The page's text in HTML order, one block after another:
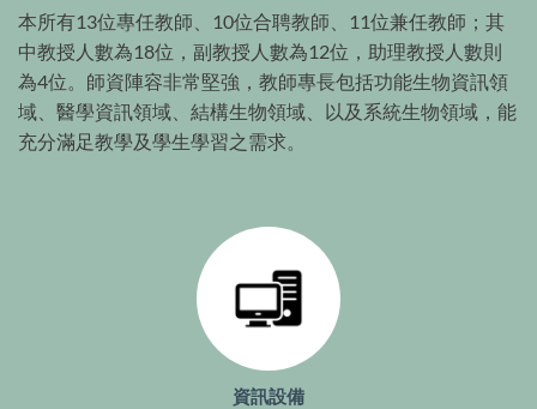
本所有13位專任教師、10位合聘教師、11位兼任教師；其
中教授人數為18位，副教授人數為12位，助理教授人數則
為4位。師資陣容非常堅強，教師專長包括功能生物資訊領
域、醫學資訊領域、結構生物領域、以及系統生物領域，能
充分滿足教學及學生學習之需求。
資訊設備